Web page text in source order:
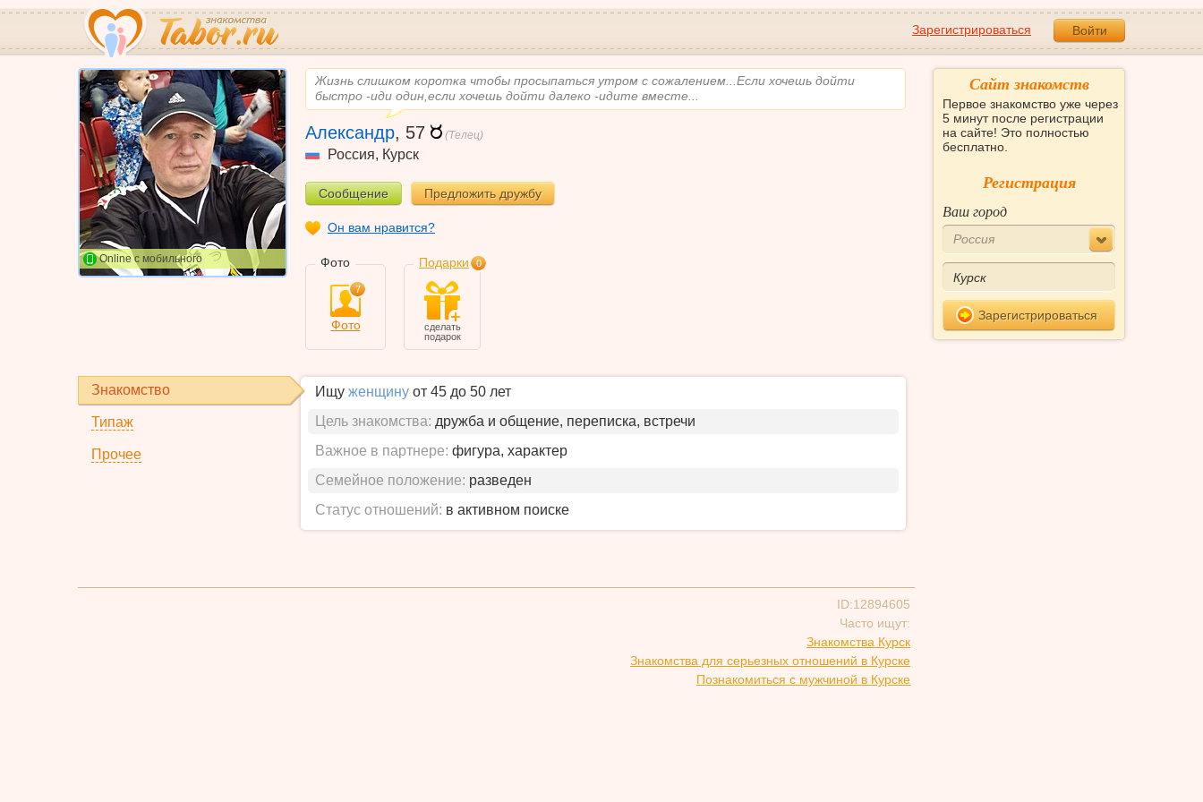
Зарегистрироваться Войти
Жизнь слишком коротка чтобы просыпаться утром с сожалением...Если хочешь дойти
быстро -иди один,если хочешь дойти далеко -идите вместе...
Online с мобильного
Александр, 57 (Телец)
Россия, Курск
Сообщение Предложить дружбу
Он вам нравится?
Фото
7
Фото
Подарки 0
сделать
подарок
Знакомство
Типаж
Прочее
Ищу женщину от 45 до 50 лет
Цель знакомства: дружба и общение, переписка, встречи
Важное в партнере: фигура, характер
Семейное положение: разведен
Статус отношений: в активном поиске
ID:12894605
Часто ищут:
Знакомства Курск
Знакомства для серьезных отношений в Курске
Познакомиться с мужчиной в Курске
Сайт знакомств
Первое знакомство уже через
5 минут после регистрации
на сайте! Это полностью
бесплатно.
Регистрация
Ваш город
Россия
Зарегистрироваться